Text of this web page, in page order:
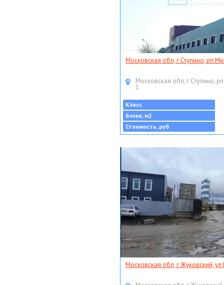
Московская обл, г Ступино, рп
Московская обл, г Ступино,
1
Класс
Блоки, м2
Стоимость, руб
Московская обл, г Жуковский,